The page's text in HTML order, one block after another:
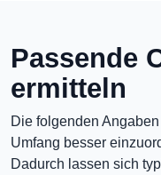
Passende
ermitteln
Die folgenden
Umfang besser
Dadurch lassen sich